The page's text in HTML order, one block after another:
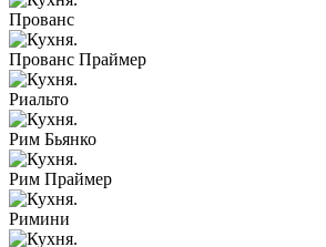
Прованс
Прованс Праймер
Риальто
Рим Бьянко
Рим Праймер
Римини